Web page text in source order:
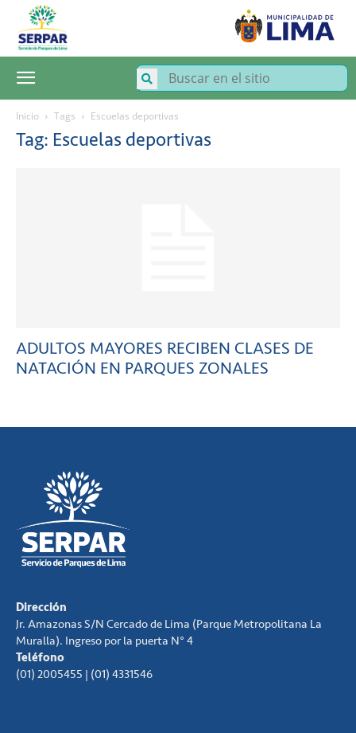
SERPAR
Servicio
de
Parques
Inicio Tags Escuelas deportivas
Tag: Escuelas deportivas
ADULTOS MAYORES RECIBEN CLASES DE
NATACIÓN EN PARQUES ZONALES
Dirección
Jr. Amazonas S/N Cercado de Lima (Parque Metropolitana La
Muralla). Ingreso por la puerta N° 4
Teléfono
(01) 2005455 | (01) 4331546